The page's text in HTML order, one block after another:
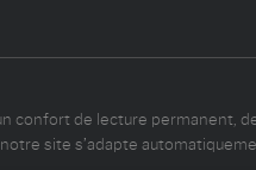
confort de lecture permanent,
site s’adapte